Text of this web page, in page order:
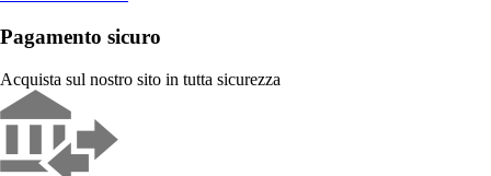
Pagamento sicuro
Acquista sul nostro sito in tutta sicurezza